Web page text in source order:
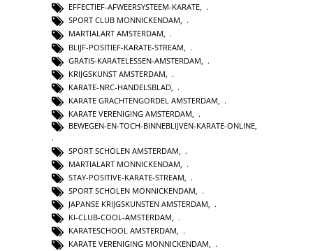
EFFECTIEF-AFWEERSYSTEEM-KARATE,
SPORT CLUB MONNICKENDAM,
MARTIALART AMSTERDAM,
BLIJF-POSITIEF-KARATE-STREAM
GRATIS-KARATELESSEN-AMSTERDAM
KRIJGSKUNST AMSTERDAM
KARATE-NRC-HANDELSBLAD
KARATE GRACHTENGORDEL AMSTERDAM
KARATE VERENIGING AMSTERDAM
BEWEGEN-EN-TOCH-BINNEBLIJVEN-KARATE-ONLINE
SPORT SCHOLEN AMSTERDAM
MARTIALART MONNICKENDAM,
STAY-POSITIVE-KARATE-STREAM,
SPORT SCHOLEN MONNICKENDAM,
JAPANSE KRIJGSKUNSTEN AMSTERDAM,
KI-CLUB-COOL-AMSTERDAM,
KARATESCHOOL AMSTERDAM,
KARATE VERENIGING MONNICKENDAM,